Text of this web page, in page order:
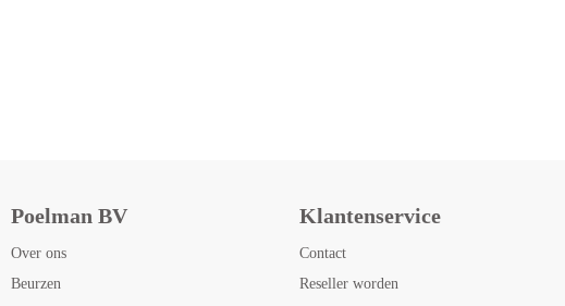
Poelman BV
Over ons
Beurzen
Klantenservice
Contact
Reseller worden